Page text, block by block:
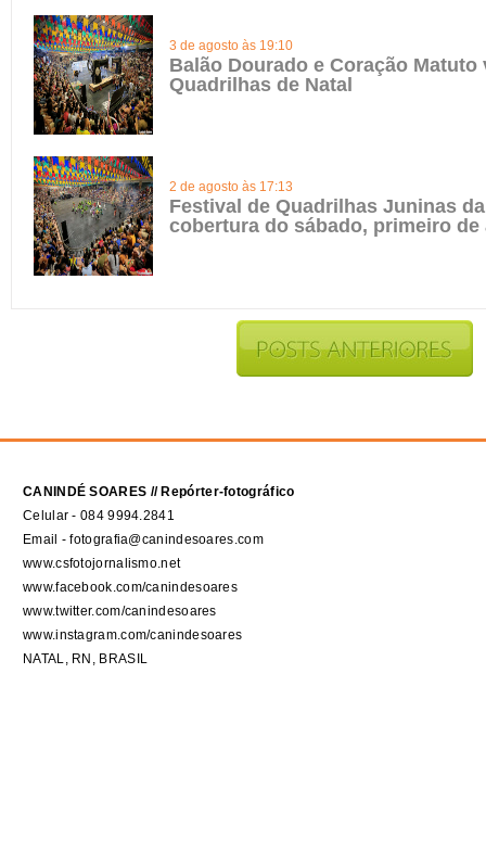
3 de agosto às 19:10
Balão Dourado e Coração Matuto
Quadrilhas de Natal
2 de agosto às 17:13
Festival de Quadrilhas Juninas
cobertura do sábado, primeiro de
CANINDÉ SOARES // Repórter-fotográfico
Celular - 084 9994.2841
Email - fotografia@canindesoares.com
www.csfotojornalismo.net
www.facebook.com/canindesoares
www.twitter.com/canindesoares
www.instagram.com/canindesoares
NATAL, RN, BRASIL